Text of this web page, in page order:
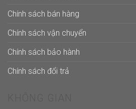
Chính sách bán hàng
Chính sách vận chuyển
Chính sách bảo hành
Chính sách đổi trả